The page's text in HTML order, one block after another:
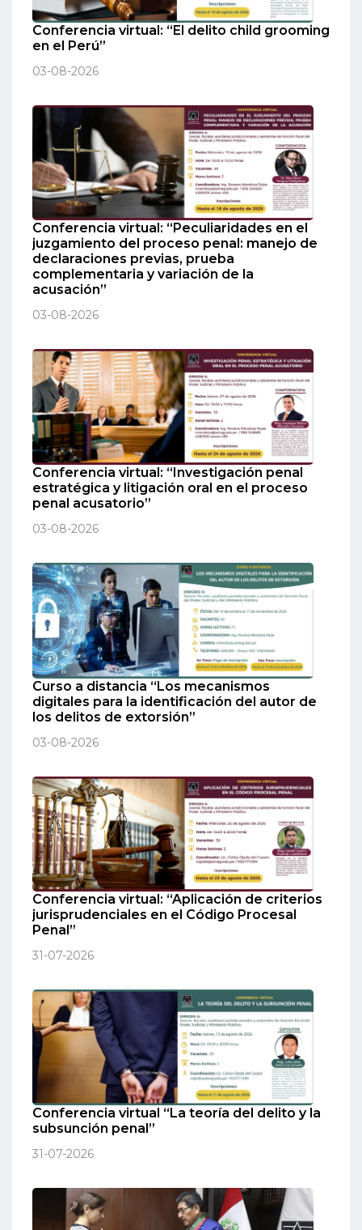
Conferencia virtual: “El delito child grooming
en el Perú”
03-08-2026
Conferencia virtual: “Peculiaridades en el
juzgamiento del proceso penal: manejo de
declaraciones previas, prueba
complementaria y variación de la
acusación”
03-08-2026
Conferencia virtual: “Investigación penal
estratégica y litigación oral en el proceso
penal acusatorio”
03-08-2026
Curso a distancia “Los mecanismos
digitales para la identificación del autor de
los delitos de extorsión”
03-08-2026
Conferencia virtual: “Aplicación de criterios
jurisprudenciales en el Código Procesal
Penal”
31-07-2026
Conferencia virtual “La teoría del delito y la
subsunción penal”
31-07-2026